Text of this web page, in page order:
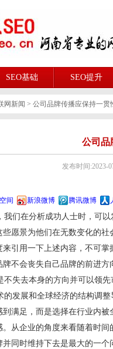
SEO基础 SEO提升
网新闻 > 公司品牌传播应保持一贯
公司品
发布时间:2023-
间 新浪微博 腾讯微博
们在分析成功人士时，可以
些愿景为他们在无数变化的
来引用一下上述内容，不可
不会丧失自己品牌的前进方
失去本身的方向并可以领先
发展和全球经济的结构调整
到满足，而是选择在行业内
。从企业的角度来看随着时
同时维持下去是最大的一